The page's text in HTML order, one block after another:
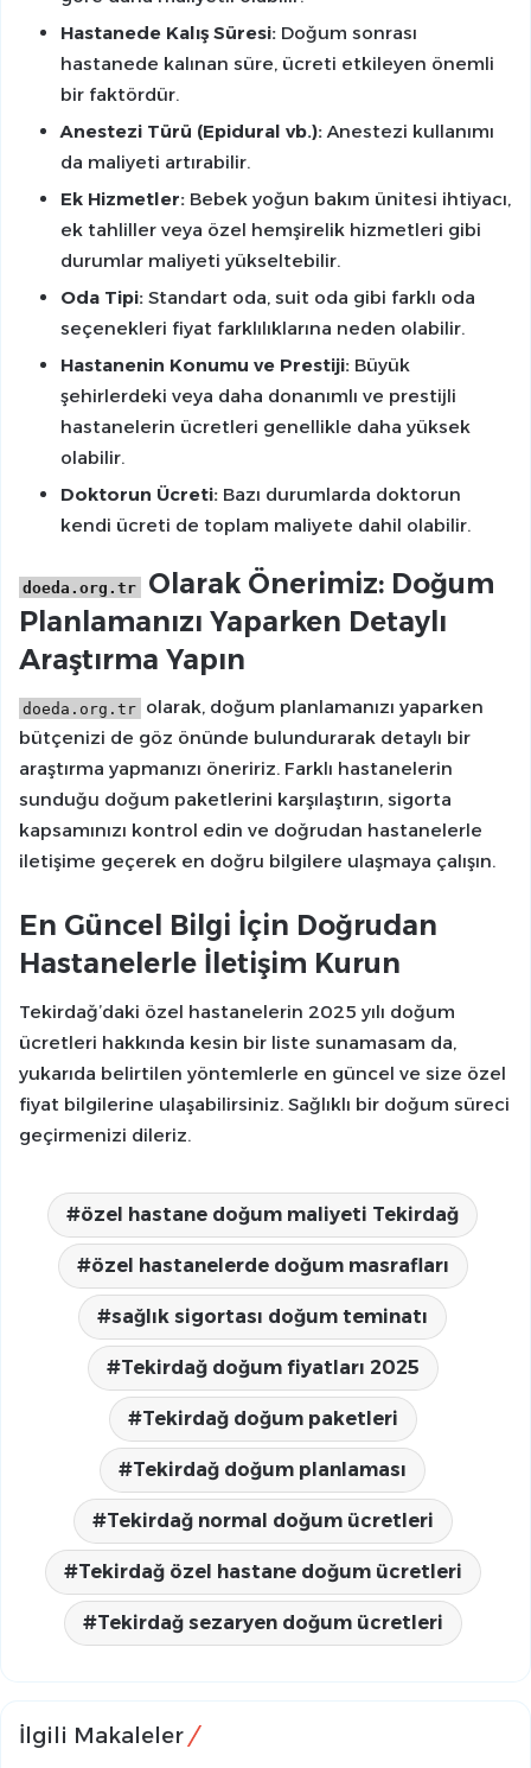
Hastanede Kalış Süresi: Doğum sonrası
hastanede kalınan süre, ücreti etkileyen önemli
bir faktördür.
Anestezi Türü (Epidural vb.): Anestezi kullanımı
da maliyeti artırabilir.
Ek Hizmetler: Bebek yoğun bakım ünitesi ihtiyacı,
ek tahliller veya özel hemşirelik hizmetleri gibi
durumlar maliyeti yükseltebilir.
Oda Tipi: Standart oda, suit oda gibi farklı oda
seçenekleri fiyat farklılıklarına neden olabilir.
Hastanenin Konumu ve Prestiji: Büyük
şehirlerdeki veya daha donanımlı ve prestijli
hastanelerin ücretleri genellikle daha yüksek
olabilir.
Doktorun Ücreti: Bazı durumlarda doktorun
kendi ücreti de toplam maliyete dahil olabilir.
doeda.org.tr Olarak Önerimiz: Doğum
Planlamanızı Yaparken Detaylı
Araştırma Yapın
doeda.org.tr olarak, doğum planlamanızı yaparken
bütçenizi de göz önünde bulundurarak detaylı bir
araştırma yapmanızı öneririz. Farklı hastanelerin
sunduğu doğum paketlerini karşılaştırın, sigorta
kapsamınızı kontrol edin ve doğrudan hastanelerle
iletişime geçerek en doğru bilgilere ulaşmaya çalışın.
En Güncel Bilgi İçin Doğrudan
Hastanelerle İletişim Kurun
Tekirdağ’daki özel hastanelerin 2025 yılı doğum
ücretleri hakkında kesin bir liste sunamasam da,
yukarıda belirtilen yöntemlerle en güncel ve size özel
fiyat bilgilerine ulaşabilirsiniz. Sağlıklı bir doğum süreci
geçirmenizi dileriz.
özel hastane doğum maliyeti Tekirdağ
özel hastanelerde doğum masrafları
sağlık sigortası doğum teminatı
Tekirdağ doğum fiyatları 2025
Tekirdağ doğum paketleri
Tekirdağ doğum planlaması
Tekirdağ normal doğum ücretleri
Tekirdağ özel hastane doğum ücretleri
Tekirdağ sezaryen doğum ücretleri
İlgili Makaleler